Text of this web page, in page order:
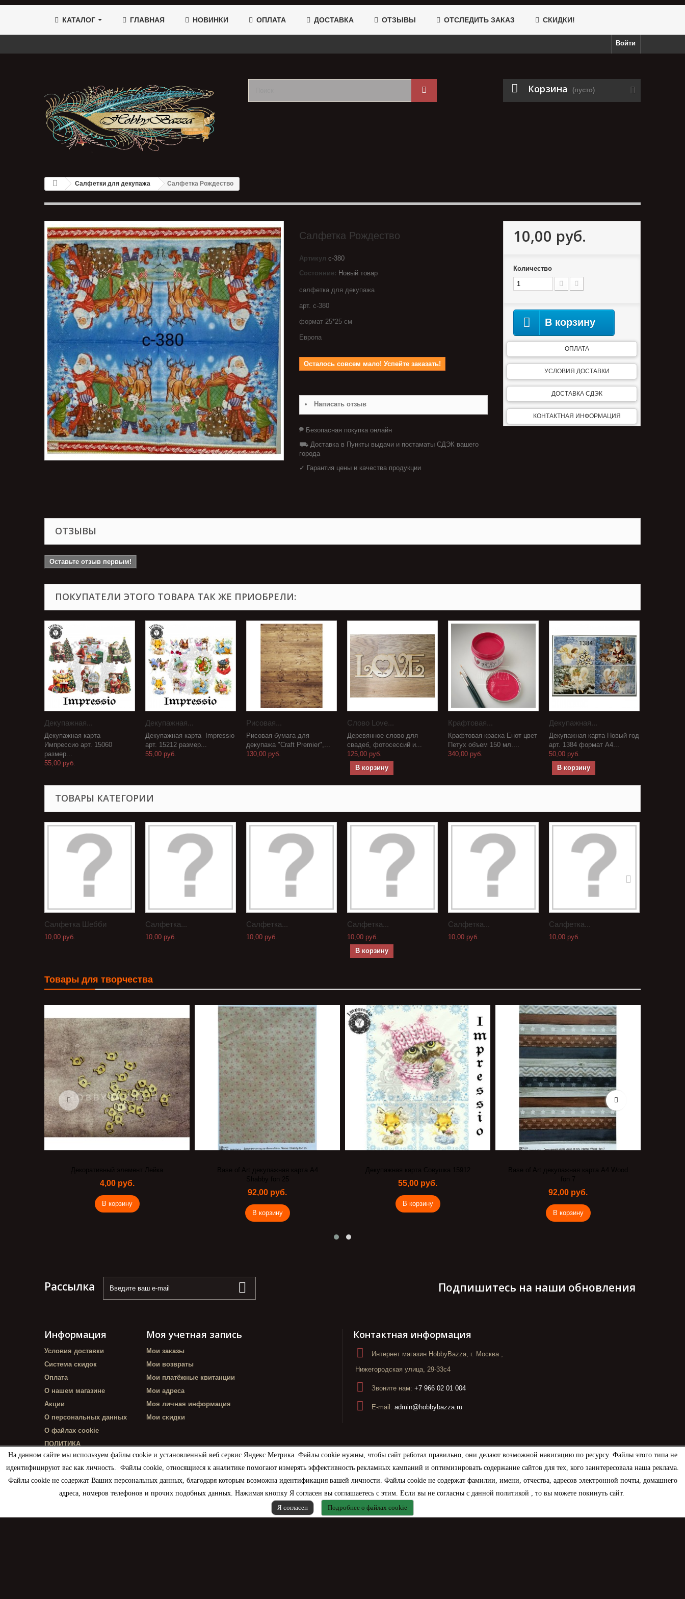
На данном сайте мы используем файлы cookie и установленный веб сервис Яндекс Метрика. Файлы cookie нужны, чтобы сайт работал правильно, они делают возможной навигацию по ресурсу. Файлы этого типа не
идентифицируют вас как личность. Файлы cookie, относящиеся к аналитике помогают измерять эффективность рекламных кампаний и оптимизировать содержание сайтов для тех, кого заинтересовала наша реклама.
Файлы cookie не содержат Ваших персональных данных, благодаря которым возможна идентификация вашей личности. Файлы cookie не содержат фамилии, имени, отчества, адресов электронной почты, домашнего
адреса, номеров телефонов и прочих подобных данных. Нажимая кнопку Я согласен вы соглашаетесь с этим. Если вы не согласны с данной политикой , то вы можете покинуть сайт.
Я согласен
Подробнее о файлах cookie
КАТАЛОГ ГЛАВНАЯ НОВИНКИ ОПЛАТА ДОСТАВКА ОТЗЫВЫ ОТСЛЕДИТЬ ЗАКАЗ СКИДКИ!
Войти
Корзина (пусто)
Салфетки для декупажа Салфетка Рождество
Салфетка Рождество
Артикул с-380
Состояние: Новый товар
салфетка для декупажа
арт. с-380
формат 25*25 см
Европа
Осталось совсем мало! Успейте заказать!
Написать отзыв
₱ Безопасная покупка онлайн
⛟ Доставка в Пункты выдачи и постаматы СДЭК вашего
города
✓ Гарантия цены и качества продукции
10,00 руб.
Количество
В корзину
ОПЛАТА
УСЛОВИЯ ДОСТАВКИ
ДОСТАВКА СДЭК
КОНТАКТНАЯ ИНФОРМАЦИЯ
ОТЗЫВЫ
Оставьте отзыв первым!
ПОКУПАТЕЛИ ЭТОГО ТОВАРА ТАК ЖЕ ПРИОБРЕЛИ:
Декупажная...
Декупажная карта
Импрессио арт. 15060
размер...
55,00 руб.
Декупажная...
Декупажная карта Impressio
арт. 15212 размер...
55,00 руб.
Рисовая...
Рисовая бумага для
декупажа "Craft Premier",...
130,00 руб.
Слово Love...
Деревянное слово для
свадеб, фотосессий и...
125,00 руб.
В корзину
Крафтовая...
Крафтовая краска Енот цвет
Петух объем 150 мл....
340,00 руб.
Декупажная...
Декупажная карта Новый год
арт. 1384 формат А4...
50,00 руб.
В корзину
ТОВАРЫ КАТЕГОРИИ
Салфетка Шебби
10,00 руб.
Салфетка...
10,00 руб.
Салфетка...
10,00 руб.
Салфетка...
10,00 руб.
В корзину
Салфетка...
10,00 руб.
Салфетка...
10,00 руб.
Товары для творчества
Декоративный элемент Лейка
4,00 руб.
В корзину
Base of Art декупажная карта А4
Shabby fon 25
92,00 руб.
В корзину
Декупажная карта Совушка 15912
55,00 руб.
В корзину
Base of Art декупажная карта А4 Wood
fon 7
92,00 руб.
В корзину
Рассылка Подпишитесь на наши обновления
Информация
Условия доставки
Система скидок
Оплата
О нашем магазине
Акции
О персональных данных
О файлах cookie
ПОЛИТИКА
КОНФИДЕНЦИАЛЬНОСТИ
Моя учетная запись
Мои заказы
Мои возвраты
Мои платёжные квитанции
Мои адреса
Моя личная информация
Мои скидки
Контактная информация
Интернет магазин HobbyBazza, г. Москва ,
Нижегородская улица, 29-33с4
Звоните нам: +7 966 02 01 004
E-mail: admin@hobbybazza.ru